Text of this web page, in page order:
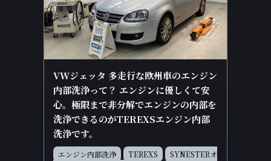
VWジェッタ 多走行な欧州車のエンジン
内部洗浄って？ エンジンに優しくて安
心。極限まで非分解でエンジンの内部を
洗浄できるのがTEREXSエンジン内部
洗浄です。
エンジン内部洗浄 TEREXS
SYNESTERオ